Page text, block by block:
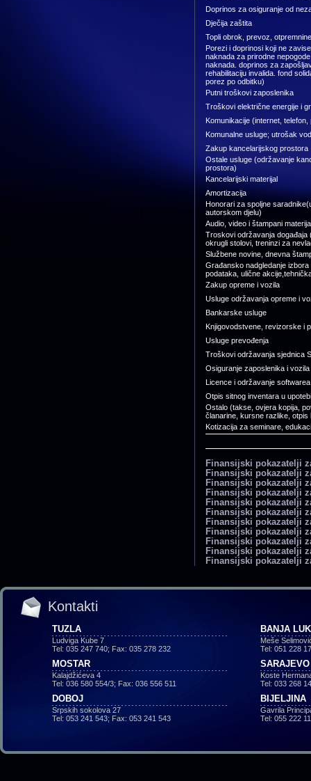
Doprinos za osiguranje od
Dječija zaštita
Topli obrok, prevoz, otpremnine
Porezi i doprinosi koji ne
naknada za prirodne
naknada. doprinos za
rehabilitaciju invalida. fond
porez po odbitku)
Putni troškovi zaposlenika
Troškovi električne energije i
Komunikacije (internet, telefon,
Komunalne usluge; utrošak
Zakup kancelarijskog prostora
Ostale usluge (održavanje
prostora)
Kancelarijski materijal
Amortizacija
Honorari za spoljne
autorskom djelu)
Audio, video i štampani
Troskovi održavanja događaja
okrugli stolovi, treninzi za
Službene novine, dnevna
Građansko nadgledanje
podataka, ulične
Zakup opreme i vozila
Usluge održavanja opreme i
Bankarske usluge
Knjigovodstvene, revizorske i
Usluge prevođenja
Troškovi održavanja sjednica
Osiguranje zaposlenika i vozila
Licence i održavanje softwarea
Otpis sitnog inventara u upotebi
Ostalo (takse, ovjera kopija,
članarine, kursne razlike,
Kotizacija za seminare,
Finansijski pokazatelji
Finansijski pokazatelji
Finansijski pokazatelji
Finansijski pokazatelji
Finansijski pokazatelji
Finansijski pokazatelji
Finansijski pokazatelji
Finansijski pokazatelji
Finansijski pokazatelji
Finansijski pokazatelji
Finansijski pokazatelji
Kontakti
TUZLA
Ludviga Kube 7
Tel: 035 247 740; Fax: 035 278 232
MOSTAR
Kalajdžićeva 4
Tel: 036 580 554/3; Fax: 036 556 511
DOBOJ
Srpskih sokolova 27
Tel: 053 241 543; Fax: 053 241 543
BANJA
Meše
Tel: 051 228
SARAJEVO
Koste
Tel: 033 268
BIJELJINA
Gavrila
Tel: 055 222